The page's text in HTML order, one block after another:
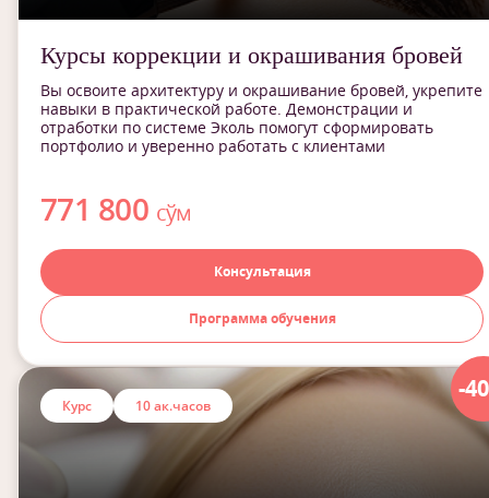
Курсы коррекции и окрашивания бровей
Вы освоите архитектуру и окрашивание бровей, укрепите
навыки в практической работе. Демонстрации и
отработки по системе Эколь помогут сформировать
портфолио и уверенно работать с клиентами
771 800 сўм
Консультация
Программа обучения
-
Курс 10 ак.часов